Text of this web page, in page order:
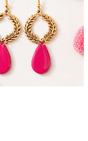
rapide